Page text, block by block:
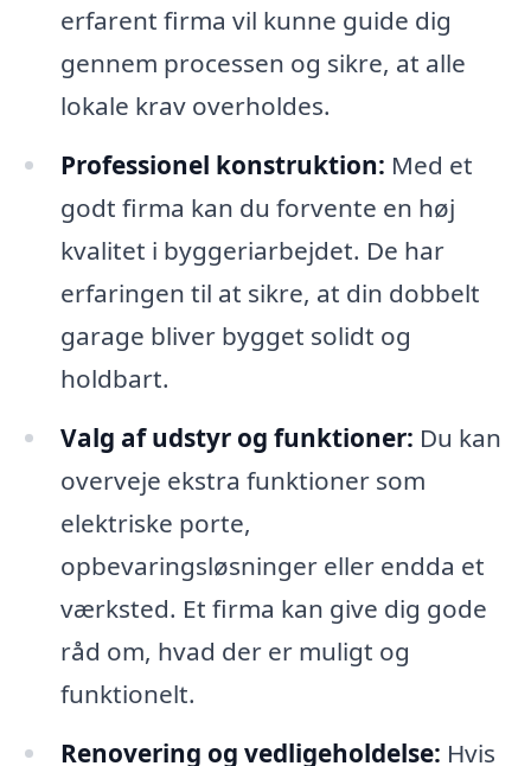
erfarent firma vil kunne guide dig
gennem processen og sikre, at alle
lokale krav overholdes.
Professionel konstruktion: Med et
godt firma kan du forvente en høj
kvalitet i byggeriarbejdet. De har
erfaringen til at sikre, at din dobbelt
garage bliver bygget solidt og
holdbart.
Valg af udstyr og funktioner: Du kan
overveje ekstra funktioner som
elektriske porte,
opbevaringsløsninger eller endda et
værksted. Et firma kan give dig gode
råd om, hvad der er muligt og
funktionelt.
Renovering og vedligeholdelse: Hvis